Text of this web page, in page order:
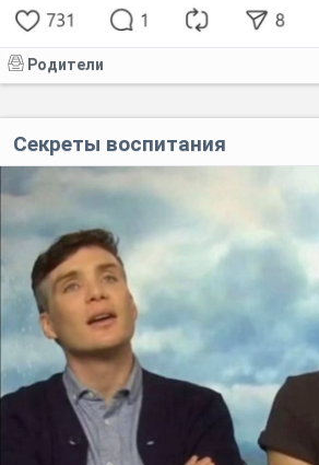
Родители
Секреты воспитания